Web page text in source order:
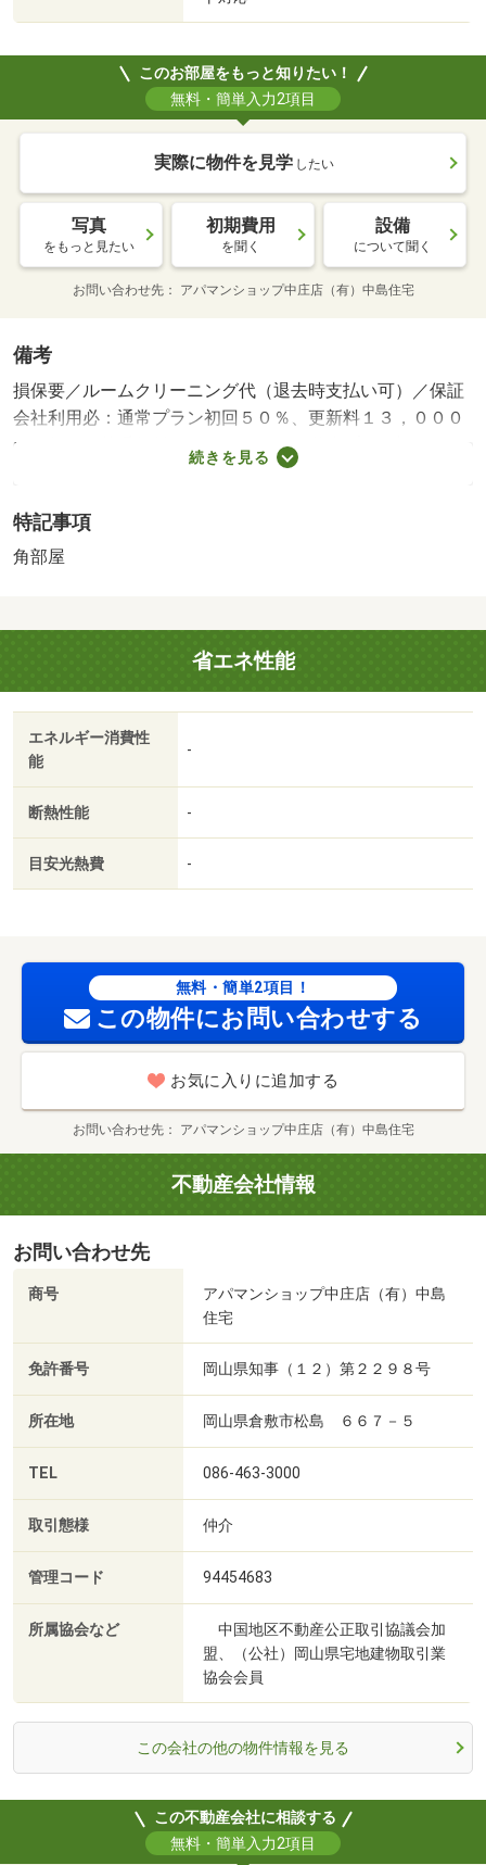
このお部屋をもっと知りたい！
無料・簡単入力2項目
実際に物件を見学 したい
写真
をもっと見たい
初期費用
を聞く
設備
について聞く
お問い合わせ先 アパマンショップ中庄店（有）中島住宅
備考
損保要／ルームクリーニング代（退去時支払い可）／保証
会社利用必：通常プラン初回５０％、更新料１３，０００
円／年、振替手数料４４０円／月ｏｒ学生プラン初回２
０，０００円、振替手数料４４０円／月／［退去時費用
（任意）（税込）１６５００円 保証会社：全保連株式会
社／バストイレ別／バルコニー／エアコン／ガスコンロ対
システムキッチン／角住戸／温水洗浄便座／洗面所独立／
２口コンロ／駐輪場／宅配ボックス／即入居可／敷金不要
／防犯カメラ／ネット使用料不要／プロパンガス／礼金１
ヶ月／保証会社利用可/賃貸戸数:6戸
続きを見る
特記事項
角部屋
省エネ性能
エネルギー消費性
能
-
断熱性能 -
目安光熱費 -
無料・簡単2項目！
この物件にお問い合わせする
お気に入りに追加する
お問い合わせ先 アパマンショップ中庄店（有）中島住宅
不動産会社情報
お問い合わせ先
商号
アパマンショップ中庄店（有）中島
住宅
免許番号 岡山県知事（１２）第２２９８号
所在地 岡山県倉敷市松島 ６６７－５
TEL 086-463-3000
取引態様 仲介
管理コード 94454683
所属協会など
中国地区不動産公正取引協議会加
盟、（公社）岡山県宅地建物取引業
協会会員
この会社の他の物件情報を見る
この不動産会社に相談する
無料・簡単入力2項目